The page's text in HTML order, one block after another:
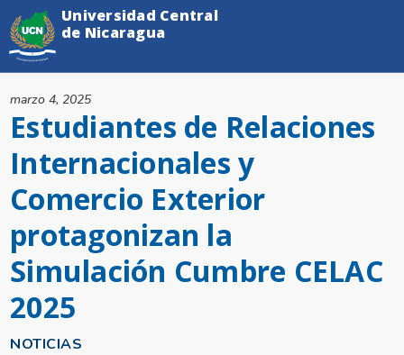
NOTICIAS
Estudiantes de Relaciones
Internacionales y
Comercio Exterior
protagonizan la
Simulación Cumbre CELAC
2025
marzo 4, 2025
Universidad Central
de Nicaragua